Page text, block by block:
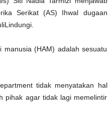
Serikat (AS) Ihwal dugaan
(HAM) adalah sesuatu
tidak menyatakan hal
pihak agar tidak lagi memelintir